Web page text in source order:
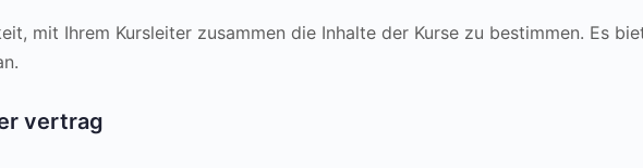
mit Ihrem Kursleiter zusammen die Inhalte der Kurse zu bestimmen. Es
vertrag